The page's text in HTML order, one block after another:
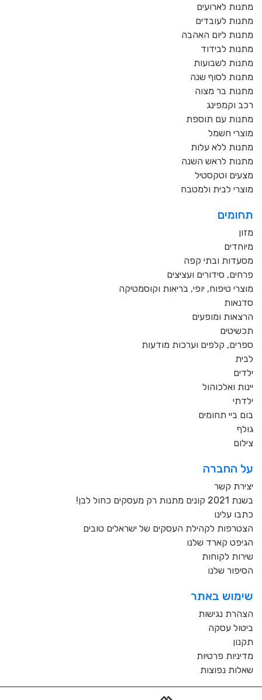
מתנות לארועים
מתנות לעובדים
מתנות ליום האהבה
מתנות לבידוד
מתנות לשבועות
מתנות לסוף שנה
מתנות בר מצוה
רכב וקמפינג
מתנות עם תוספת
מוצרי חשמל
מתנות ללא עלות
מתנות לראש השנה
מצעים וטקסטיל
מוצרי לבית ולמטבח
תחומים
מזון
מיוחדים
מסעדות ובתי קפה
פרחים, סידורים ועציצים
מוצרי טיפוח, יופי, בריאות וקוסמטיקה
סדנאות
הרצאות ומופעים
תכשיטים
ספרים, קלפים וערכות מודעות
לבית
ילדים
יינות ואלכוהול
ילדתי
בום ביי תחומים
גולף
צילום
על החברה
יצירת קשר
בשנת 2021 קונים מתנות רק מעסקים כחול לבן!
כתבו עלינו
הצטרפות לקהילת העסקים של ישראלים טובים
הגיפט קארד שלנו
שירות לקוחות
הסיפור שלנו
שימוש באתר
הצהרת נגישות
ביטול עסקה
תקנון
מדיניות פרטיות
שאלות נפוצות